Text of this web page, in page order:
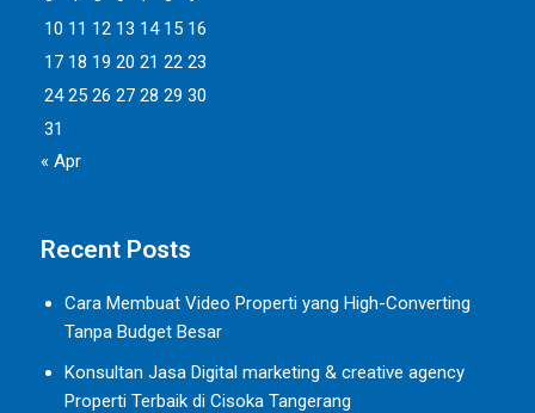
10 11 12 13 14 15 16
17 18 19 20 21 22 23
24 25 26 27 28 29 30
31
« Apr
Recent Posts
Cara Membuat Video Properti yang High-Converting
Tanpa Budget Besar
Konsultan Jasa Digital marketing & creative agency
Properti Terbaik di Cisoka Tangerang